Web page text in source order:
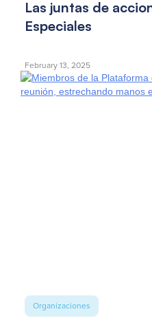
Las juntas de
Especiales
February 13, 2025
Organizaciones